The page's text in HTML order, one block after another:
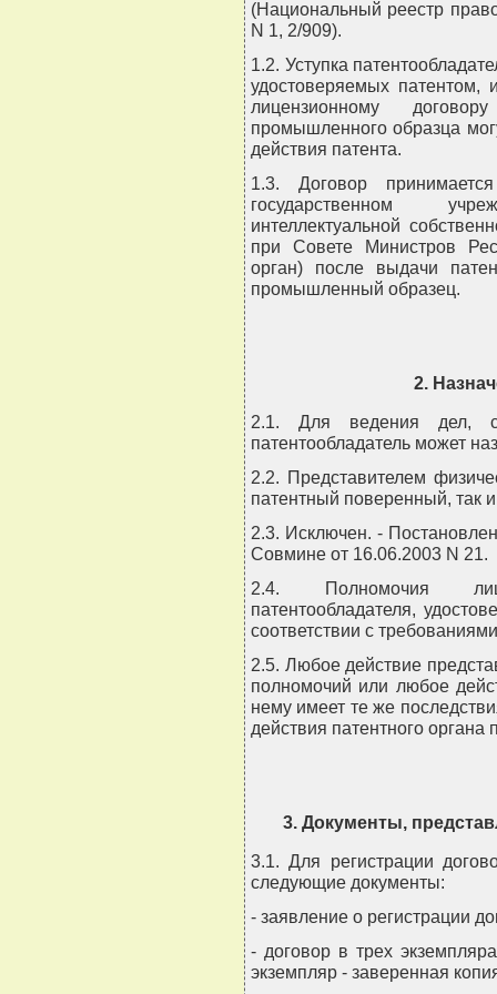
(Национальный реестр
N 1, 2/909).
1.2. Уступка
удостоверяемых патентом,
лицензионному
промышленного образца
действия патента.
1.3. Договор
государственном
интеллектуальной
при Совете Министров
орган) после выдачи
промышленный образец.
2.
2.1. Для ведения дел,
патентообладатель может
2.2. Представителем
патентный поверенный, так
2.3. Исключен. -
Совмине от 16.06.2003 N 21.
2.4. Полномочия
патентообладателя,
соответствии с
2.5. Любое действие
полномочий или любое
нему имеет те же
действия патентного
3. Документы,
3.1. Для регистрации
следующие документы:
- заявление о регистрации
- договор в трех
экземпляр - заверенная